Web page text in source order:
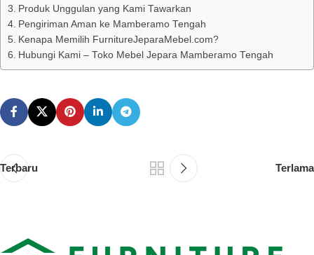
Produk Unggulan yang Kami Tawarkan
Pengiriman Aman ke Mamberamo Tengah
Kenapa Memilih FurnitureJeparaMebel.com?
Hubungi Kami – Toko Mebel Jepara Mamberamo Tengah
Terbaru Terlama